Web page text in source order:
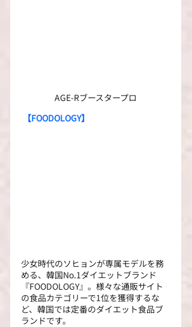
AGE-Rブースタープロ
【FOODOLOGY】
少女時代のソヒョンが専属モデルを務
める、韓国No.1ダイエットブランド
『FOODOLOGY』。様々な通販サイト
の食品カテゴリーで1位を獲得するな
ど、韓国では定番のダイエット食品ブ
ランドです。